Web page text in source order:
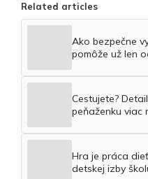
Related articles
Ako bezpečne
pomôže už len
Cestujete?
peňaženku viac
Hra je práca
detskej izby